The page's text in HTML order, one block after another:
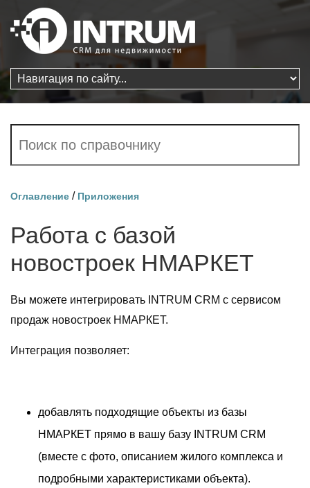
Оглавление / Приложения
Работа с базой
новостроек НМАРКЕТ
Вы можете интегрировать INTRUM CRM с сервисом
продаж новостроек НМАРКЕТ.
Интеграция позволяет:
добавлять подходящие объекты из базы
НМАРКЕТ прямо в вашу базу INTRUM CRM
(вместе с фото, описанием жилого комплекса и
подробными характеристиками объекта).